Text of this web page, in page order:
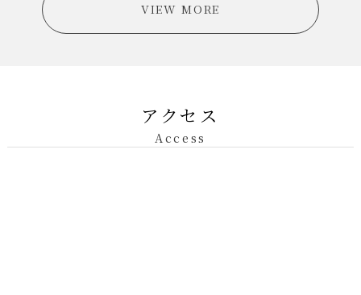
VIEW MORE
アクセス
Access